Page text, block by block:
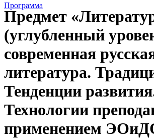
Программа
Предмет
(углубленный
современная
литература.
Тенденции
Технологии
применением